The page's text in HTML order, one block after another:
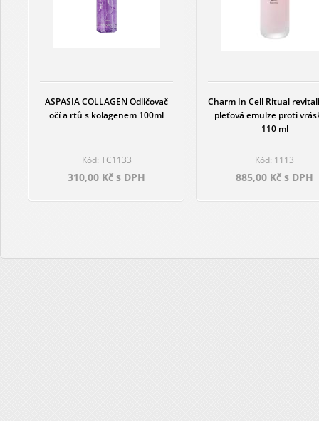
ASPASIA COLLAGEN Odličovač
očí a rtů s kolagenem 100ml
Kód: TC1133
310,00 Kč s DPH
Charm In Cell Ritual
pleťová emulze proti
110 ml
Kód: 1113
885,00 Kč s DPH